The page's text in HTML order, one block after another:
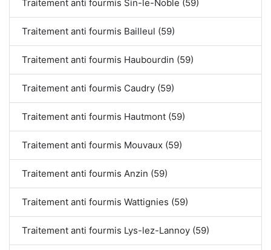
Traitement anti fourmis Sin-le-Noble (59)
Traitement anti fourmis Bailleul (59)
Traitement anti fourmis Haubourdin (59)
Traitement anti fourmis Caudry (59)
Traitement anti fourmis Hautmont (59)
Traitement anti fourmis Mouvaux (59)
Traitement anti fourmis Anzin (59)
Traitement anti fourmis Wattignies (59)
Traitement anti fourmis Lys-lez-Lannoy (59)